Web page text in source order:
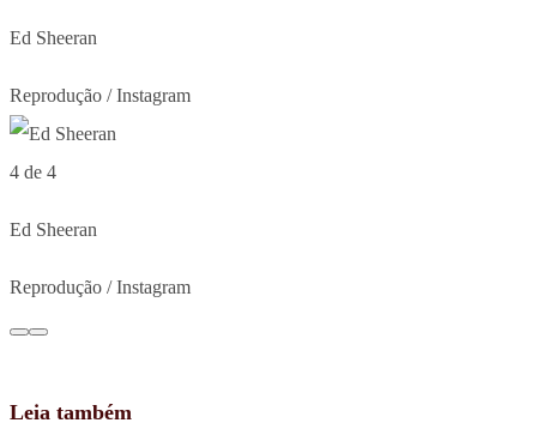
Ed Sheeran
Reprodução / Instagram
4 de 4
Ed Sheeran
Reprodução / Instagram
Leia também